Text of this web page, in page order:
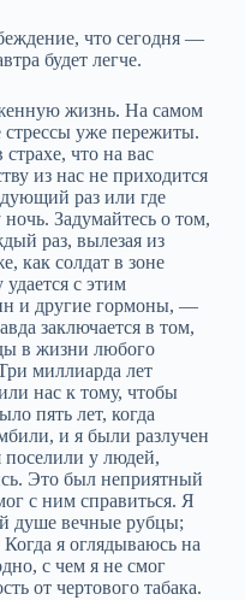
что сегодня —
будет легче.
жизнь. На самом
стрессы уже пережиты.
что на вас
из нас не приходится
раз или где
Задумайтесь о том,
раз, вылезая из
как солдат в зоне
с этим
и другие гормоны, —
заключается в том,
в жизни любого
миллиарда лет
нас к тому, чтобы
пять лет, когда
и я были разлучен
поселили у людей,
Это был неприятный
с ним справиться. Я
душе вечные рубцы;
я оглядываюсь на
с чем я не смог
от чертового табака.